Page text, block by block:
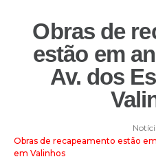
Obras de
estão em
Av. dos
Obras de recapeamento estão
em Valinhos